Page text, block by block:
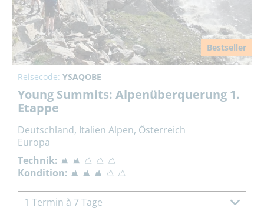
Bestseller
Reisecode: YSAQOBE
Young Summits: Alpenüberquerung 1.
Etappe
Deutschland, Italien Alpen, Österreich
Europa
Technik:
Kondition:
1 Termin à 7 Tage